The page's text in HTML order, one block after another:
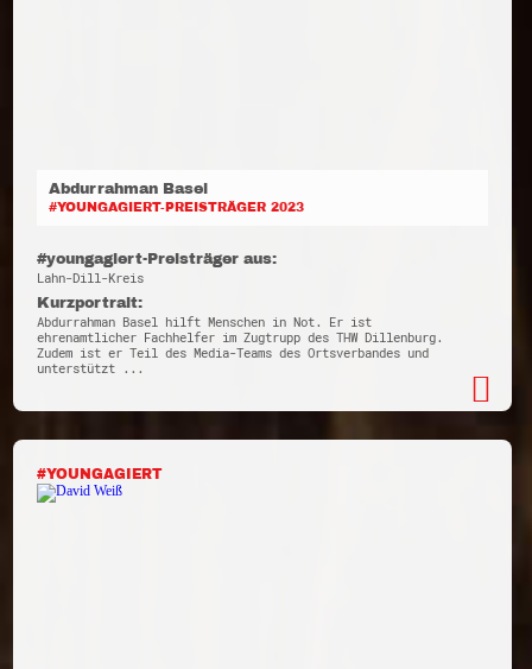
Abdurrahman Basel
#YOUNGAGIERT-PREISTRÄGER 2023
#youngagiert-Preisträger aus:
Lahn-Dill-Kreis
Kurzportrait:
Abdurrahman Basel hilft Menschen in Not. Er ist
ehrenamtlicher Fachhelfer im Zugtrupp des THW Dillenburg.
Zudem ist er Teil des Media-Teams des Ortsverbandes und
unterstützt ...
#YOUNGAGIERT